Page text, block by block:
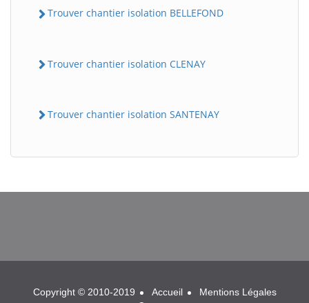
Trouver chantier isolation BELLEFOND
Trouver chantier isolation CLENAY
Trouver chantier isolation SANTENAY
BatiWebPro
Copyright © 2010-2019 Accueil
Mentions Légales